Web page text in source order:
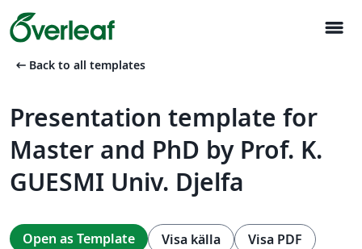
menu
arrow_left_alt Back to all templates
Presentation template for
Master and PhD by Prof. K.
GUESMI Univ. Djelfa
Open as Template Visa källa Visa PDF